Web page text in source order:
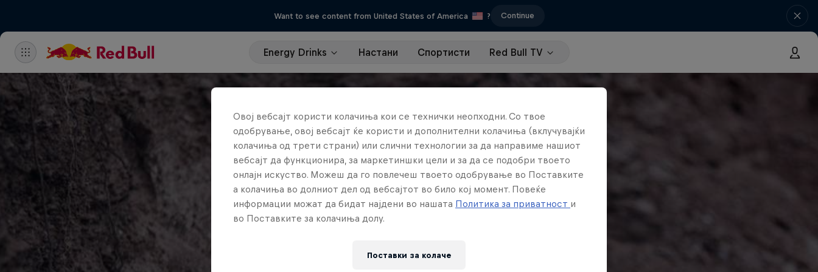
Want to see content from United States of America ? Continue
Energy Drinks Настани Спортисти Red Bull TV
Овој вебсајт користи колачиња кои се технички неопходни. Со твое
одобрување, овој вебсајт ќе користи и дополнителни колачиња (вклучувајќи
колачиња од трети страни) или слични технологии за да направиме нашиот
вебсајт да функционира, за маркетиншки цели и за да се подобри твоето
онлајн искуство. Можеш да го повлечеш твоето одобрување во Поставките
а колачиња во долниот дел од вебсајтот во било кој момент. Повеќе
информации можат да бидат најдени во нашата Политика за приватност и
во Поставките за колачиња долу.
Поставки за колачe